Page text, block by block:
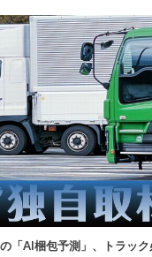
の「AI梱包予測」、トラッ